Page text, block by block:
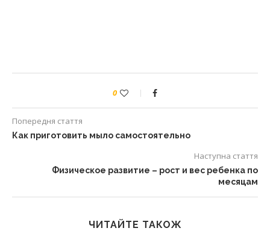
0
Попередня стаття
Как приготовить мыло самостоятельно
Наступна стаття
Физическое развитие – рост и вес ребенка по
месяцам
ЧИТАЙТЕ ТАКОЖ